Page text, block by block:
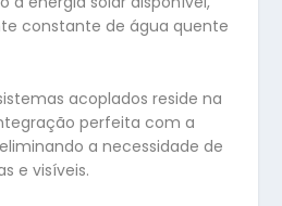
constante de água quente
acoplados reside na
perfeita com a
a necessidade de
e visíveis.